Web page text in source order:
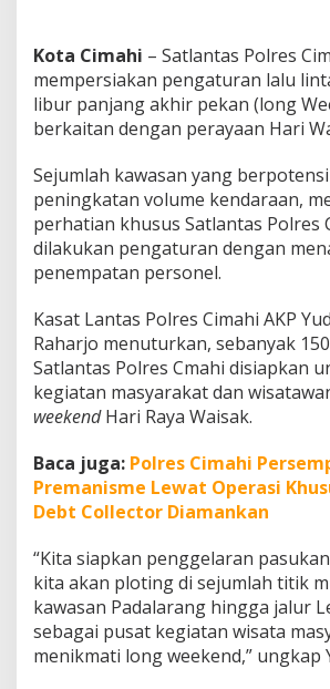
l
r
e
s
C
m
a
h
i
p
k
a
n
R
a
u
s
a
n
e
r
s
o
n
e
Kota Cimahi – Satlantas Polres
mempersiakan pengaturan lalu
libur panjang akhir pekan (long
berkaitan dengan perayaan Hari
Sejumlah kawasan yang
peningkatan volume kendaraan,
perhatian khusus Satlantas Polres
dilakukan pengaturan dengan
penempatan personel.
Kasat Lantas Polres Cimahi AKP
Raharjo menuturkan, sebanyak
Satlantas Polres Cmahi disiapkan
kegiatan masyarakat dan
weekendHari Raya Waisak.
Baca juga: Polres Cimahi
Premanisme Lewat Operasi
Debt Collector Diamankan
“Kita siapkan penggelaran
kita akan ploting di sejumlah titik
kawasan Padalarang hingga jalur
sebagai pusat kegiatan wisata
menikmati long weekend,” ungkap